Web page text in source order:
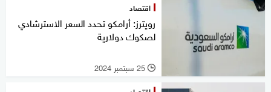
اقتصاد
رويترز: أرامكو تحدد السعر الاسترشادي
لصكوك دولارية
l 25 سبتمبر 2024